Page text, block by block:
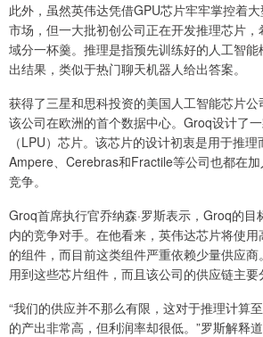
此外，虽然英伟达凭借GPU芯片牢牢掌控着
市场，但一大批初创公司正在开发推理芯片
域分一杯羹。推理是指预先训练好的人工智
出结果，类似于热门聊天机器人给出答案。
获得了三星和思科投资的美国人工智能芯片
该公司在欧洲的首个数据中心。Groq设计了
（LPU）芯片。该芯片的设计初衷是用于推理
Ampere、Cerebras和Fractile等公司也都在
竞争。
Groq首席执行官乔纳森·罗斯表示，Groq的
内的竞争对手。在他看来，英伟达芯片将使
的组件，而目前这类组件严重依赖少量供应
用到这些芯片组件，而且该公司的供应链主要
“我们的供应并不那么有限，这对于推理计算
的产出非常高，但利润率却很低。”罗斯解释